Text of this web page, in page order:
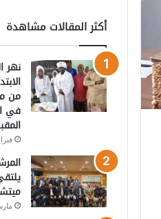
أكثر المقالات مشاهدة
نهر
من
في
فبراير 6,
مارس